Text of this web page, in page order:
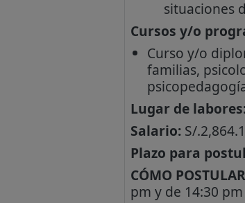
situaciones
Cursos y/o
Curso y/o
familias,
Lugar de
Salario:S/
Plazo para
CÓMO
pm y de 14:30